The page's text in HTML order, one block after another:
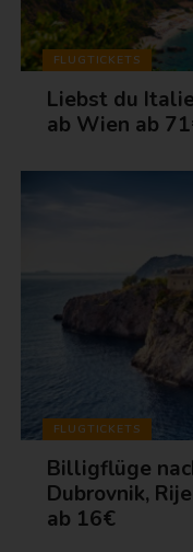
FLUGTICKETS
Liebst du
ab Wien ab
FLUGTICKETS
Billigflüge
Dubrovnik,
ab 16€